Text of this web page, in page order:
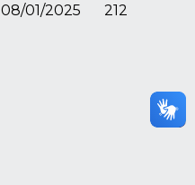
08/01/2025 212